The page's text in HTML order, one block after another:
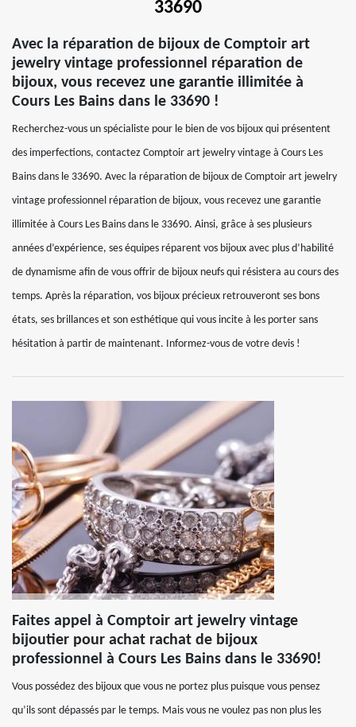
33690
Avec la réparation de bijoux de Comptoir art
jewelry vintage professionnel réparation de
bijoux, vous recevez une garantie illimitée à
Cours Les Bains dans le 33690 !
Recherchez-vous un spécialiste pour le bien de vos bijoux qui présentent
des imperfections, contactez Comptoir art jewelry vintage à Cours Les
Bains dans le 33690. Avec la réparation de bijoux de Comptoir art jewelry
vintage professionnel réparation de bijoux, vous recevez une garantie
illimitée à Cours Les Bains dans le 33690. Ainsi, grâce à ses plusieurs
années d’expérience, ses équipes réparent vos bijoux avec plus d’habilité
de dynamisme afin de vous offrir de bijoux neufs qui résistera au cours des
temps. Après la réparation, vos bijoux précieux retrouveront ses bons
états, ses brillances et son esthétique qui vous incite à les porter sans
hésitation à partir de maintenant. Informez-vous de votre devis !
Faites appel à Comptoir art jewelry vintage
bijoutier pour achat rachat de bijoux
professionnel à Cours Les Bains dans le 33690!
Vous possédez des bijoux que vous ne portez plus puisque vous pensez
qu’ils sont dépassés par le temps. Mais vous ne voulez pas non plus les